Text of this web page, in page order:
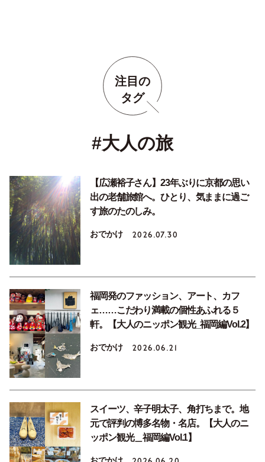
注目の
タグ
#大人の旅
【広瀬裕子さん】23年ぶりに京都の思い
出の老舗旅館へ。ひとり、気ままに過ご
す旅のたのしみ。
おでかけ 2026.07.30
福岡発のファッション、アート、カフ
ェ……こだわり満載の個性あふれる５
軒。【大人のニッポン観光_福岡編Vol.2】
おでかけ 2026.06.21
スイーツ、辛子明太子、角打ちまで。地
元で評判の博多名物・名店。【大人のニ
ッポン観光＿福岡編Vol.1】